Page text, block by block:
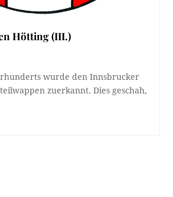
Hötting (III.)
wurde den Innsbrucker
zuerkannt. Dies geschah,